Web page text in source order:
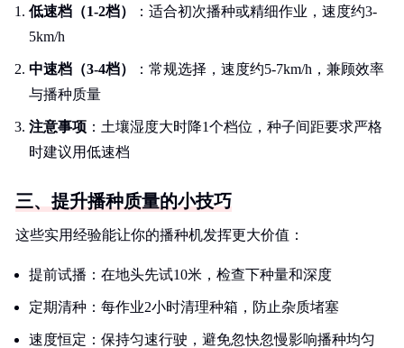
低速档（1-2档）
：适合初次播种或精细作业，速度约3-
5km/h
中速档（3-4档）
：常规选择，速度约5-7km/h，兼顾效率
与播种质量
注意事项 ：土壤湿度大时降1个档位，种子间距要求严格
时建议用低速档
三、提升播种质量的小技巧
这些实用经验能让你的播种机发挥更大价值：
提前试播：在地头先试10米，检查下种量和深度
定期清种：每作业2小时清理种箱，防止杂质堵塞
速度恒定：保持匀速行驶，避免忽快忽慢影响播种均匀